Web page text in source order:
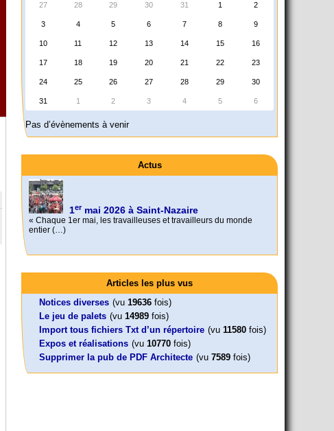
27 28 29 30 31 1 2
3 4 5 6 7 8 9
10 11 12 13 14 15 16
17 18 19 20 21 22 23
24 25 26 27 28 29 30
31 1 2 3 4 5 6
Pas d’évènements à venir
Actus
« Chaque 1er mai, les travailleuses et travailleurs du monde
Foutez-nous la paix !
Aujourd’hui, mercredi 18 mars 2026, le président de la
République Emmanuel (…)
Leonard Peltier libre !
Leonard Peltier, un Amérindien condamné deux fois à la prison à
vie pour un (…)
En Pays-de-la-Loire le couperet est
« La présidente Horizons de la région Pays de la Loire veut faire
Mon CV... Cette perle indique une nouveauté, ou le dernier
Articles les plus vus
Notices diverses (vu 19636 fois)
Le jeu de palets (vu 14989 fois)
Import tous fichiers Txt d’un répertoire (vu 11580 fois)
Expos et réalisations (vu 10770 fois)
Supprimer la pub de PDF Architecte (vu 7589 fois)